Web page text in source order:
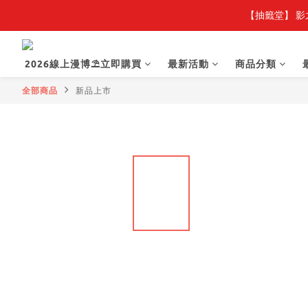
【抽籤堂】
2026線上漫博⛱️立即購買 最新活動 商品分類
全部商品 新品上市